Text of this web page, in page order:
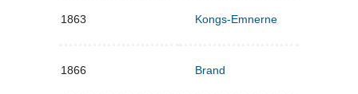
1863 Kongs-Emnerne
1866 Brand